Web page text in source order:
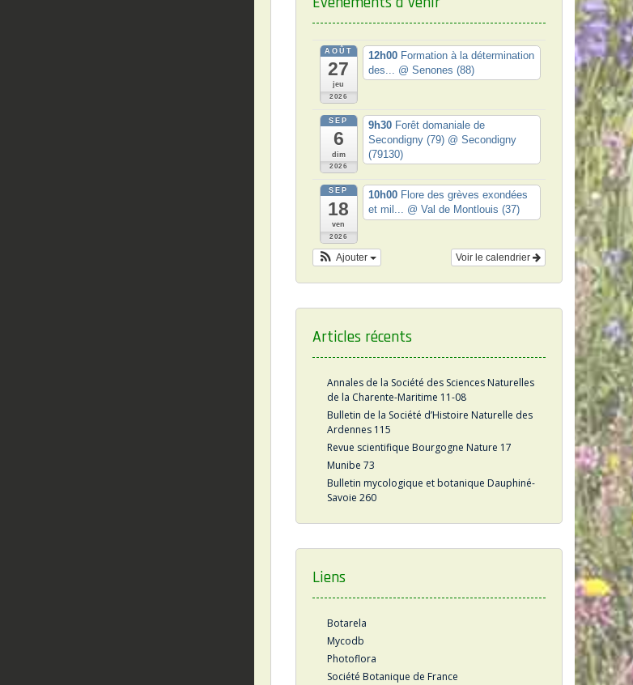
AOÛT
27
jeu
2026
12h00 Formation à la détermination
des... @ Senones (88)
SEP
6
dim
2026
9h30 Forêt domaniale de
Secondigny (79) @ Secondigny
(79130)
SEP
18
ven
2026
10h00 Flore des grèves exondées
et mil... @ Val de Montlouis (37)
Voir le calendrier
Ajouter
Articles récents
Annales de la Société des Sciences Naturelles
de la Charente-Maritime 11-08
Bulletin de la Société d’Histoire Naturelle des
Ardennes 115
Revue scientifique Bourgogne Nature 17
Munibe 73
Bulletin mycologique et botanique Dauphiné-
Savoie 260
Liens
Botarela
Mycodb
Photoflora
Société Botanique de France